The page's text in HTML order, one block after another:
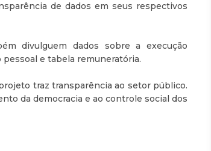
de dados em seus respectivos
divulguem dados sobre a execução
e tabela remuneratória.
traz transparência ao setor público.
da democracia e ao controle social dos